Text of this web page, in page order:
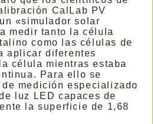
CalLab PV
«simulador solar
medir tanto la célula
como las células de
aplicar diferentes
célula mientras estaba
Para ello se
medición especializado
luz LED capaces de
la superficie de 1,68